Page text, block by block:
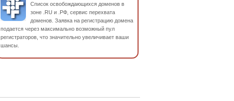
Список освобождающихся доменов в
зоне .RU и .РФ, сервис перехвата
доменов. Заявка на регистрацию домена
подается через максимально возможный пул
регистраторов, что значительно увеличивает ваши
шансы.